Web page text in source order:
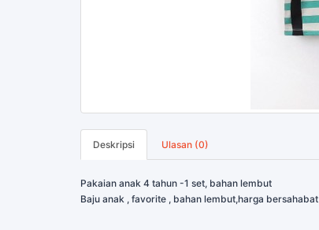
Deskripsi Ulasan (0)
Pakaian anak 4 tahun -1 set, bahan lembut
Baju anak , favorite , bahan lembut,harga bersahabat